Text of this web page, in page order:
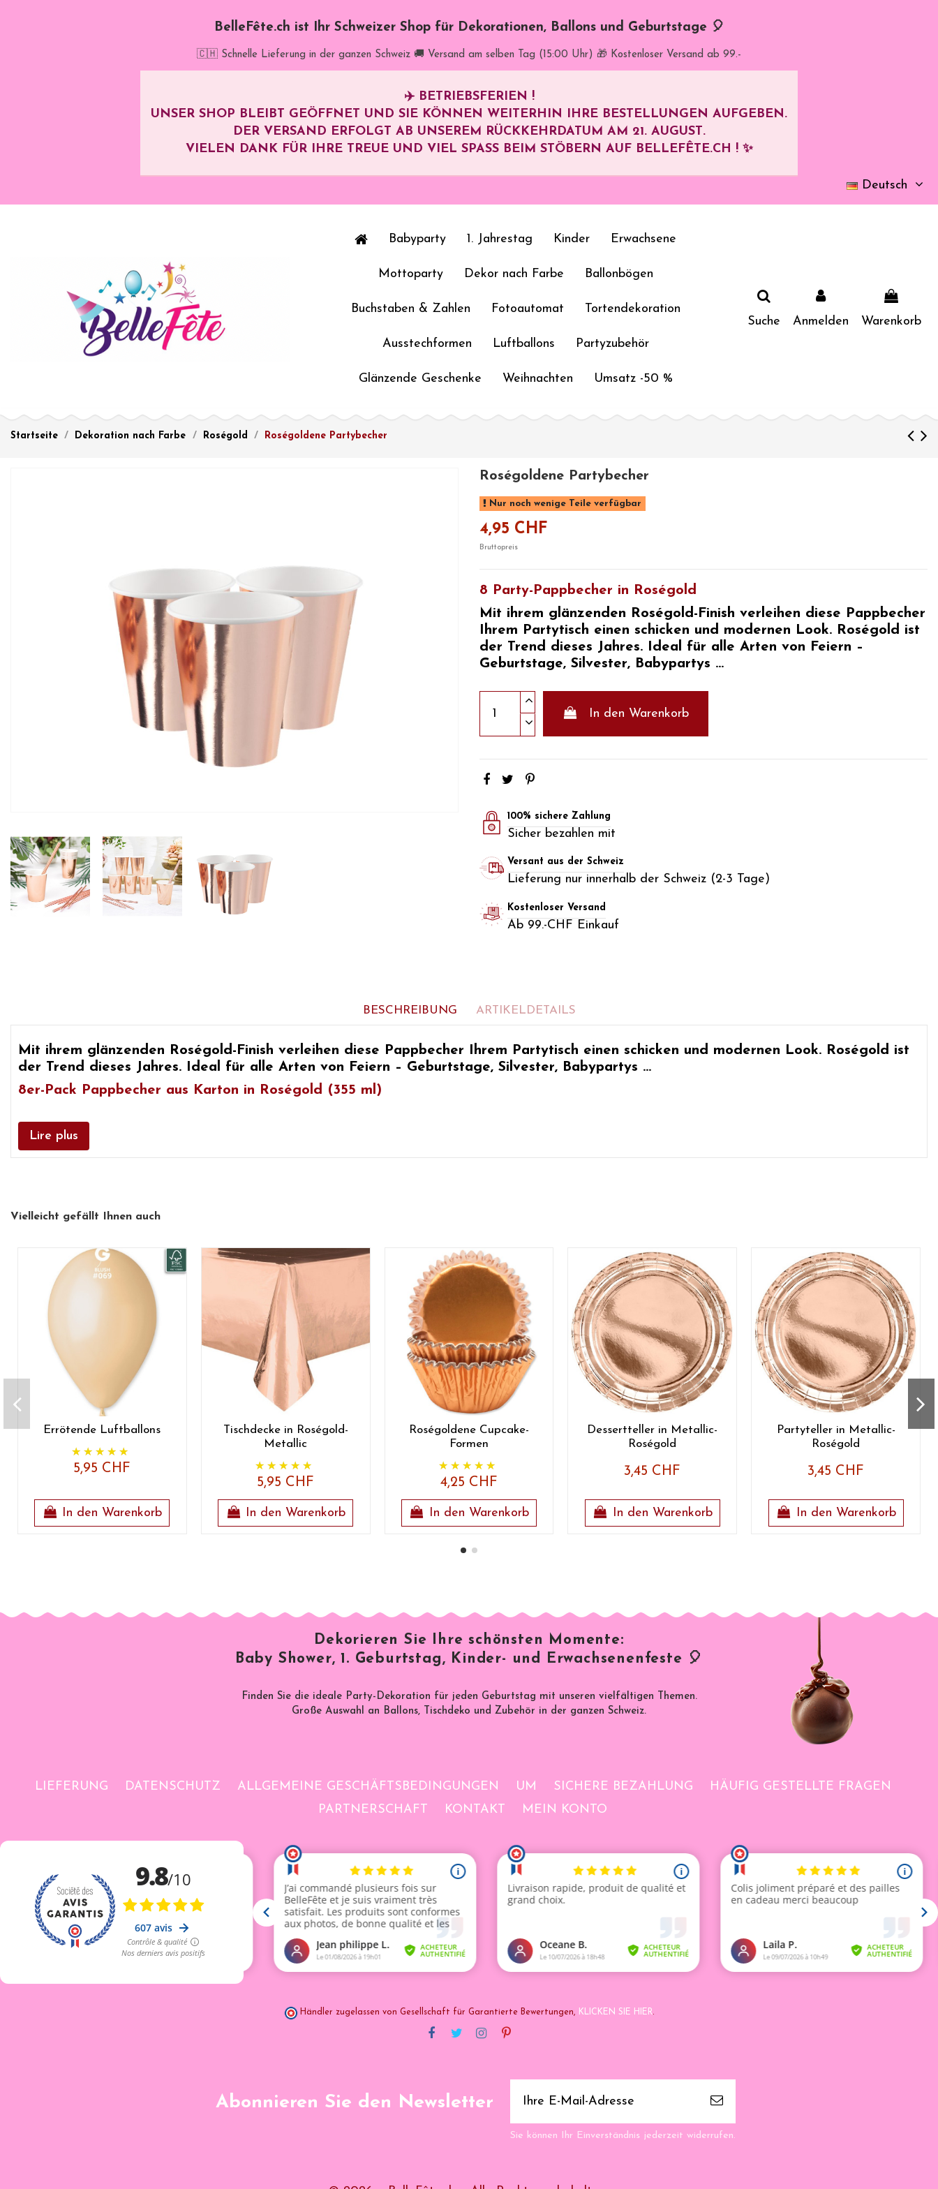
BelleFête.ch ist Ihr Schweizer Shop für Dekorationen, Ballons und Geburtstage 🎈
🇨🇭 Schnelle Lieferung in der ganzen Schweiz 🚚 Versand am selben Tag (15:00 Uhr) 🎁 Kostenloser Versand ab 99.-
✈️ BETRIEBSFERIEN !
UNSER SHOP BLEIBT GEÖFFNET UND SIE KÖNNEN WEITERHIN IHRE BESTELLUNGEN AUFGEBEN.
DER VERSAND ERFOLGT AB UNSEREM RÜCKKEHRDATUM AM 21. AUGUST.
VIELEN DANK FÜR IHRE TREUE UND VIEL SPASS BEIM STÖBERN AUF BELLEFÊTE.CH ! ✨
Deutsch
Babyparty 1. Jahrestag Kinder Erwachsene
Mottoparty Dekor nach Farbe Ballonbögen
Buchstaben & Zahlen Fotoautomat Tortendekoration
Ausstechformen Luftballons Partyzubehör
Glänzende Geschenke Weihnachten Umsatz -50 %
Suche Anmelden Warenkorb
Startseite Dekoration nach Farbe Roségold Roségoldene Partybecher
Roségoldene Partybecher
Nur noch wenige Teile verfügbar
4,95 CHF
Bruttopreis
8 Party-Pappbecher in Roségold
Mit ihrem glänzenden Roségold-Finish verleihen diese Pappbecher
Ihrem Partytisch einen schicken und modernen Look. Roségold ist
der Trend dieses Jahres. Ideal für alle Arten von Feiern –
Geburtstage, Silvester, Babypartys ...
In den Warenkorb
100% sichere Zahlung
Sicher bezahlen mit
Versant aus der Schweiz
Lieferung nur innerhalb der Schweiz (2-3 Tage)
Kostenloser Versand
Ab 99.-CHF Einkauf
BESCHREIBUNG ARTIKELDETAILS
Mit ihrem glänzenden Roségold-Finish verleihen diese Pappbecher Ihrem Partytisch einen schicken und modernen Look. Roségold ist
der Trend dieses Jahres. Ideal für alle Arten von Feiern – Geburtstage, Silvester, Babypartys ...
8er-Pack Pappbecher aus Karton in Roségold (355 ml)
Lire plus
Vielleicht gefällt Ihnen auch
Errötende Luftballons
5,95 CHF
In den Warenkorb
Tischdecke in Roségold-
Metallic
5,95 CHF
In den Warenkorb
Roségoldene Cupcake-
Formen
4,25 CHF
In den Warenkorb
Dessertteller in Metallic-
Roségold
3,45 CHF
In den Warenkorb
Partyteller in Metallic-
Roségold
3,45 CHF
In den Warenkorb
Dekorieren Sie Ihre schönsten Momente:
Baby Shower, 1. Geburtstag, Kinder- und Erwachsenenfeste 🎈
Finden Sie die ideale Party-Dekoration für jeden Geburtstag mit unseren vielfältigen Themen.
Große Auswahl an Ballons, Tischdeko und Zubehör in der ganzen Schweiz.
LIEFERUNG DATENSCHUTZ ALLGEMEINE GESCHÄFTSBEDINGUNGEN UM SICHERE BEZAHLUNG
HÄUFIG GESTELLTE FRAGEN
PARTNERSCHAFT
KONTAKT MEIN KONTO
Händler zugelassen von Gesellschaft für Garantierte Bewertungen, KLICKEN SIE HIER.
Abonnieren Sie den Newsletter
Sie können Ihr Einverständnis jederzeit widerrufen.